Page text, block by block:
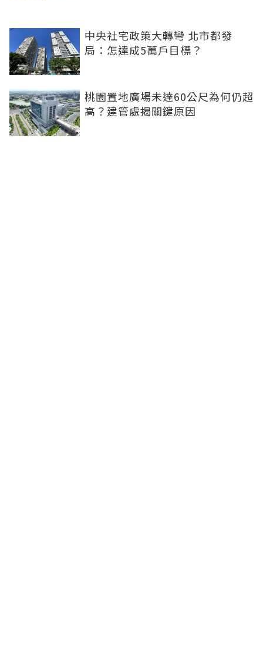
中央社宅政策大轉彎 北市都發
局：怎達成5萬戶目標？
桃園置地廣場未達60公尺為何仍超
高？建管處揭關鍵原因